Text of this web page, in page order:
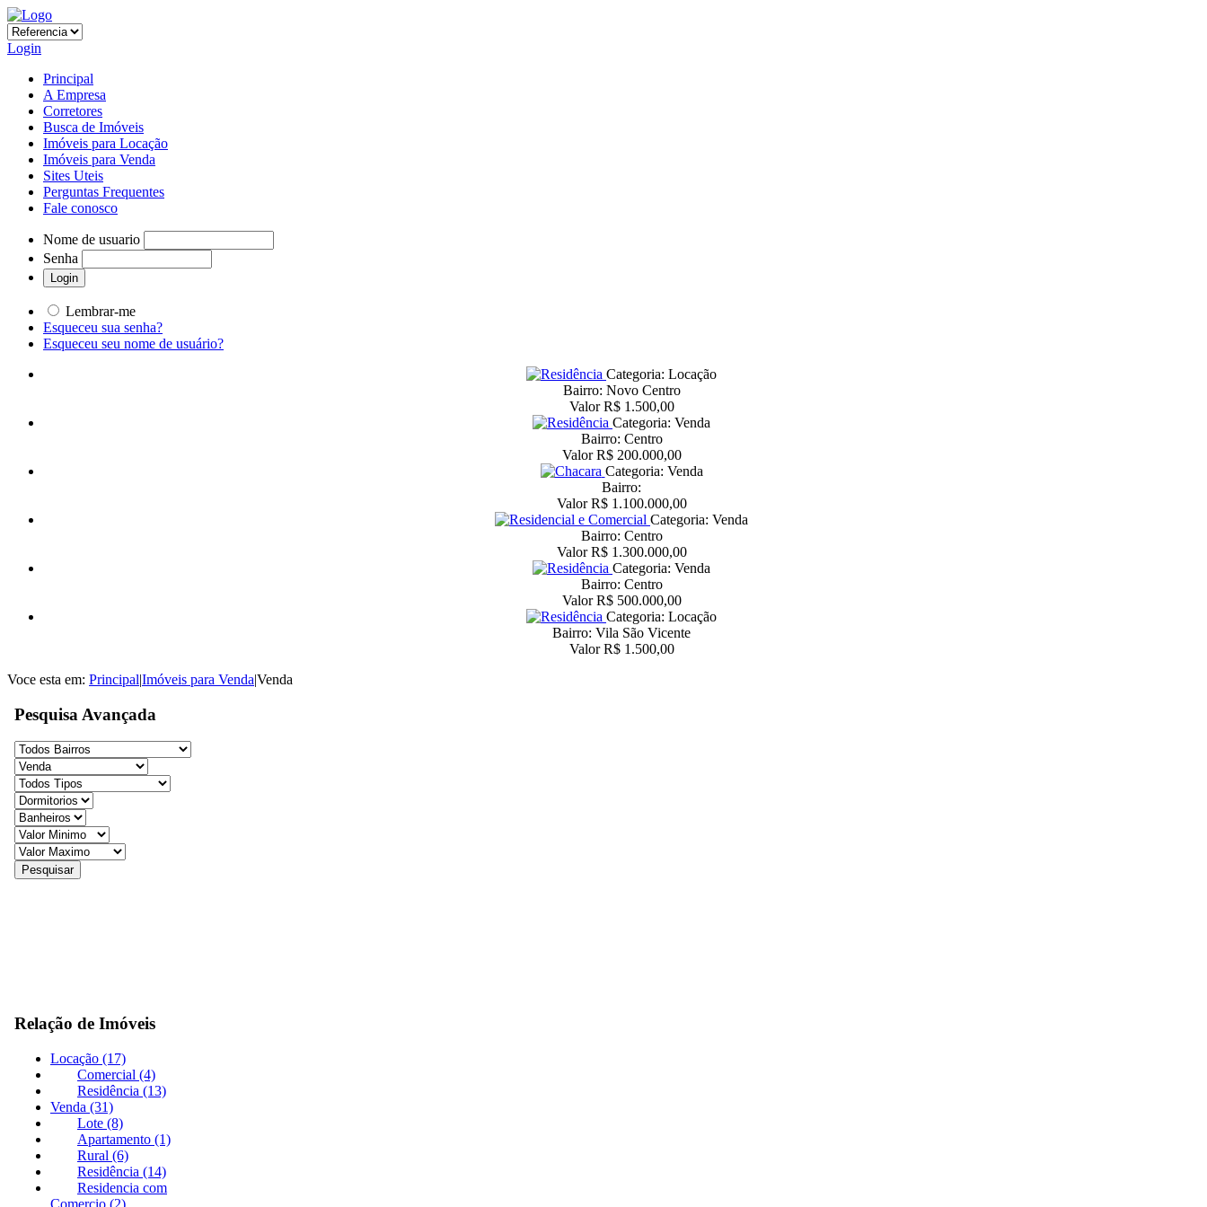
Login
Principal
A Empresa
Corretores
Busca de Imóveis
Imóveis para Locação
Imóveis para Venda
Sites Uteis
Perguntas Frequentes
Fale conosco
Nome de usuario
Senha
Lembrar-me
Esqueceu sua senha?
Esqueceu seu nome de usuário?
Categoria: Locação
Bairro: Novo Centro
Valor R$ 1.500,00
Categoria: Venda
Bairro: Centro
Valor R$ 200.000,00
Categoria: Venda
Bairro:
Valor R$ 1.100.000,00
Categoria: Venda
Bairro: Centro
Valor R$ 1.300.000,00
Categoria: Venda
Bairro: Centro
Valor R$ 500.000,00
Categoria: Locação
Bairro: Vila São Vicente
Valor R$ 1.500,00
Voce esta em: Principal|Imóveis para Venda|Venda
Pesquisa Avançada
Relação de Imóveis
Locação (17)
Comercial (4)
Residência (13)
Venda (31)
Lote (8)
Apartamento (1)
Rural (6)
Residência (14)
Residencia com
Comercio (2)